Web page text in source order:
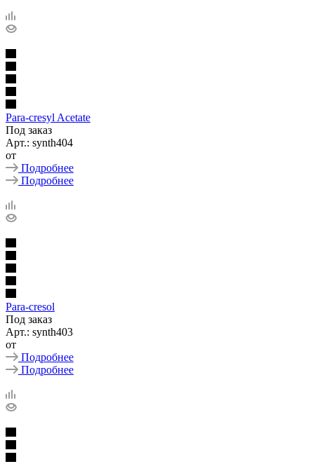
Para-cresyl Acetate
Под заказ
Арт.: synth404
от
Подробнее
Подробнее
Para-cresol
Под заказ
Арт.: synth403
от
Подробнее
Подробнее